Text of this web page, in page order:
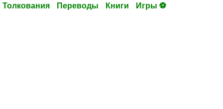
Толкования Переводы Книги Игры ⚽